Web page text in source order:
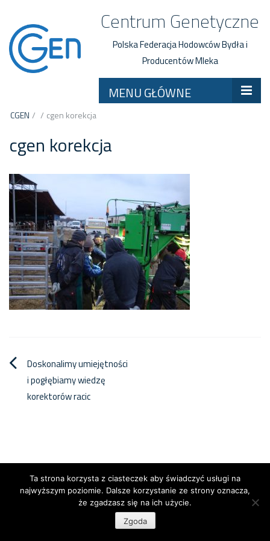
Centrum Genetyczne
Polska Federacja Hodowców Bydła i
Producentów Mleka
MENU GŁÓWNE
CGEN / / cgen korekcja
cgen korekcja
Nawigacja
wpisu
Doskonalimy umiejętności
i pogłębiamy wiedzę
korektorów racic
Centrum Genetyczne
Ta strona korzysta z ciasteczek aby świadczyć usługi na
najwyższym poziomie. Dalsze korzystanie ze strony oznacza,
że zgadzasz się na ich użycie.
Zgoda